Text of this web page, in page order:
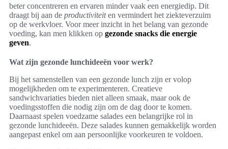
beter concentreren en ervaren minder vaak een energiedip. Dit
draagt bij aan de productiviteiten vermindert het ziekteverzuim
op de werkvloer. Voor meer inzicht in het belang van gezonde
voeding, kan men klikken op gezonde snacks die energie
geven.
Wat zijn gezonde lunchideeën voor werk?
Bij het samenstellen van een gezonde lunch zijn er volop
mogelijkheden om te experimenteren. Creatieve
sandwichvariaties bieden niet alleen smaak, maar ook de
voedingsstoffen die nodig zijn om de dag door te komen.
Daarnaast spelen voedzame salades een belangrijke rol in
gezonde lunchideeën. Deze salades kunnen gemakkelijk worden
aangepast enkel om aan persoonlijke voorkeuren te voldoen.